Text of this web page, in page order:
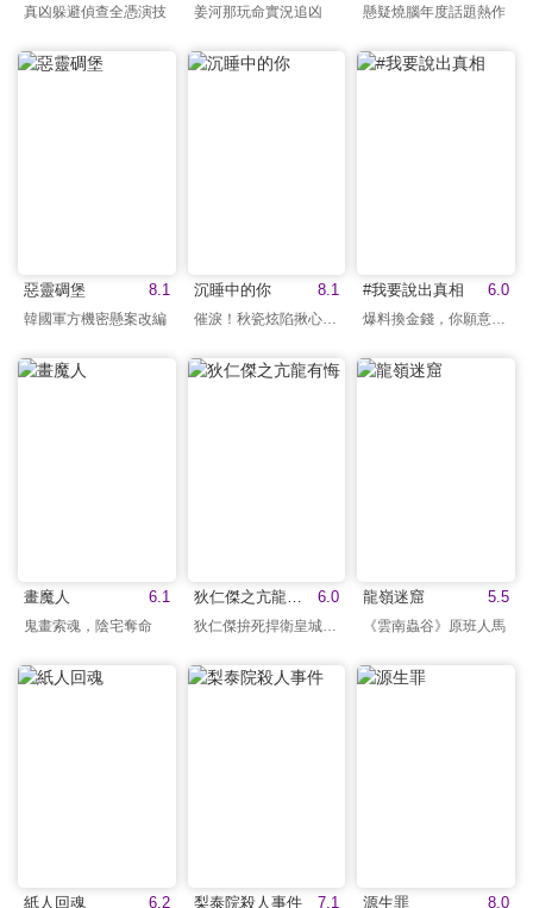
真凶躲避偵查全憑演技 姜河那玩命實況追凶 懸疑燒腦年度話題熱作
8.1
惡靈碉堡
韓國軍方機密懸案改編
8.1
沉睡中的你
催淚！秋瓷炫陷揪心虐戀
6.0
#我要說出真相
爆料換金錢，你願意嗎？
6.1
畫魔人
鬼畫索魂，陰宅奪命
6.0
狄仁傑拚死捍衛皇城百姓
5.5
龍嶺迷窟
《雲南蟲谷》原班人馬
6.2
紙人回魂 7.1
梨泰院殺人事件 8.0
源生罪